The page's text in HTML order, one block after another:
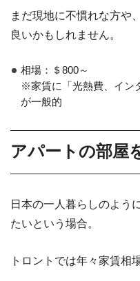
まだ現地に不慣れな方や
良いかもしれません。
相場：＄800～
※家賃に「光熱費、イン
が一般的
アパートの部屋
日本の一人暮らしのよう
たいという場合。
トロントでは年々家賃相